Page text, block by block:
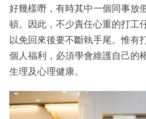
好幾樣嘢，有時其中一個同事放
頓。因此，不少責任心重的打工
以免回來後要不斷執手尾。惟有
個人福利，必須學會維護自己的
生理及心理健康。